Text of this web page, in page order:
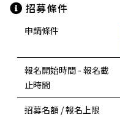
招募條件
申請條件
報名開始時間 - 報名截
止時間
招募名額 / 報名上限